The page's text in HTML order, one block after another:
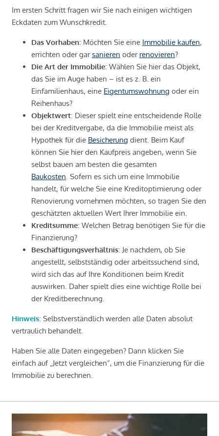
Im ersten Schritt fragen wir Sie nach einigen wichtigen
Eckdaten zum Wunschkredit.
Das Vorhaben: Möchten Sie eine Immobilie kaufen,
errichten oder garsanieren oder renovieren?
Die Art der Immobilie: Wählen Sie hier das Objekt,
das Sie im Auge haben – ist es z. B. ein
Einfamilienhaus, eine Eigentumswohnung oder ein
Reihenhaus?
Objektwert: Dieser spielt eine entscheidende Rolle
bei der Kreditvergabe, da die Immobilie meist als
Hypothek für die Besicherung dient. Beim Kauf
können Sie hier den Kaufpreis angeben, wenn Sie
selbst bauen am besten die gesamten
Baukosten . Sofern es sich um eine Immobilie
handelt, für welche Sie eine Kreditoptimierung oder
Renovierung vornehmen möchten, so tragen Sie den
geschätzten aktuellen Wert Ihrer Immobilie ein.
Kreditsumme: Welchen Betrag benötigen Sie für die
Finanzierung?
Beschäftigungsverhältnis: Je nachdem, ob Sie
angestellt, selbstständig oder arbeitssuchend sind,
wird sich das auf Ihre Konditionen beim Kredit
auswirken. Daher spielt dies eine wichtige Rolle bei
der Kreditberechnung.
Hinweis: Selbstverständlich werden alle Daten absolut
vertraulich behandelt.
Haben Sie alle Daten eingegeben? Dann klicken Sie
einfach auf „Jetzt vergleichen“, um die Finanzierung für die
Immobilie zu berechnen.